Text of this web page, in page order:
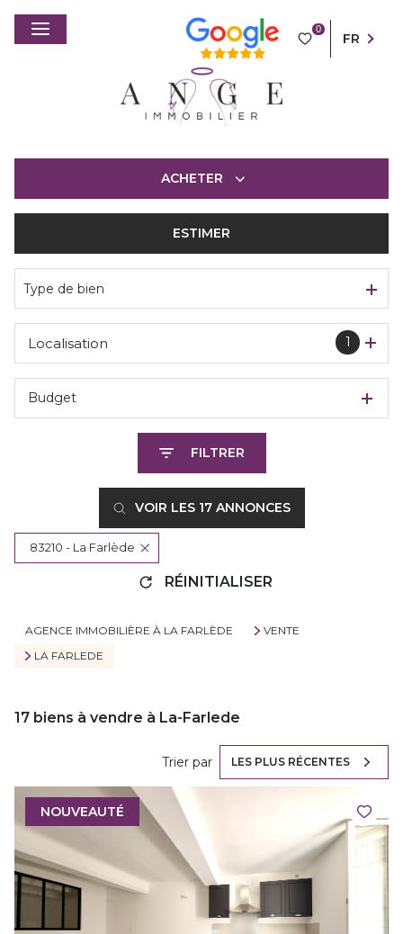
0
FR
ACHETER
ESTIMER
Type de bien
1
Localisation
Budget
FILTRER
VOIR LES 17ANNONCES
83210 - La Farlède
RÉINITIALISER
AGENCE IMMOBILIÈRE À LA FARLÈDE
VENTE
LA FARLEDE
17 biens à vendre à La-Farlede
Trier par LES PLUS RÉCENTES
NOUVEAUTÉ